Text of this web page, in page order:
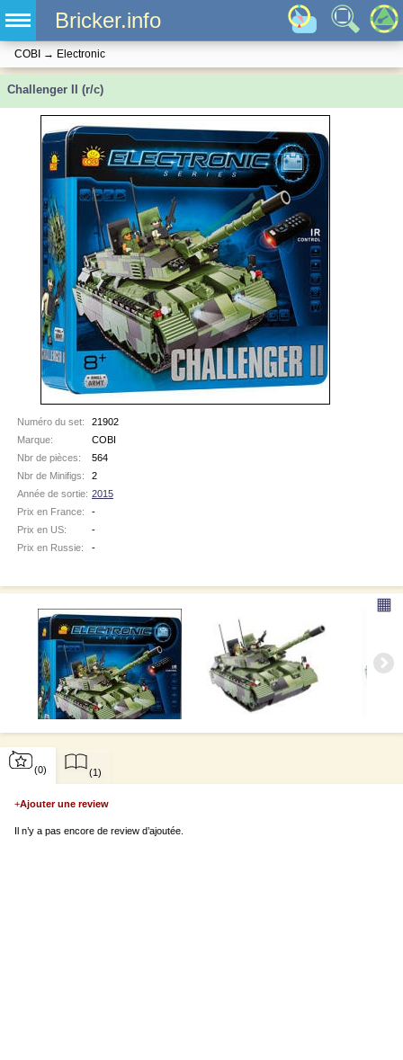
Bricker.info
COBI → Electronic
Challenger II (r/c)
Numéro du set:
21902
Marque:
COBI
Nbr de pièces:
564
Nbr de Minifigs:
2
Année de sortie: 2015
Prix en France:
-
Prix en US:
-
Prix en Russie:
-
▦
(0)
+Ajouter une review
Il n’y a pas encore de review d’ajoutée.
(1)